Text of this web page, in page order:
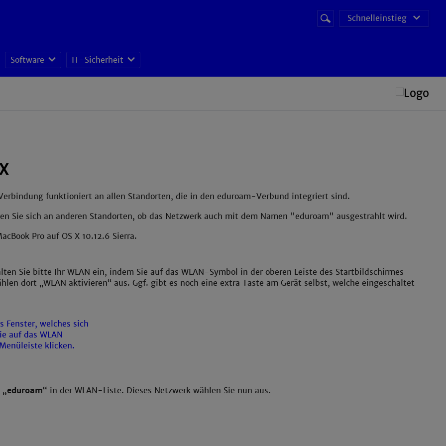
Suchbegriff
Suche
starten
Schnelleinstieg
Software IT-Sicherheit
funktioniert an allen Standorten, die in den eduroam-Verbund integriert sind.
Sie sich an anderen Standorten, ob das Netzwerk auch mit dem Namen "eduroam" ausgestrahlt wird.
Pro auf OS X 10.12.6 Sierra.
Sie bitte Ihr WLAN ein, indem Sie auf das WLAN-Symbol in der oberen Leiste des Startbildschirmes
dort „WLAN aktivieren“ aus. Ggf. gibt es noch eine extra Taste am Gerät selbst, welche eingeschaltet
„eduroam“ in der WLAN-Liste. Dieses Netzwerk wählen Sie nun aus.